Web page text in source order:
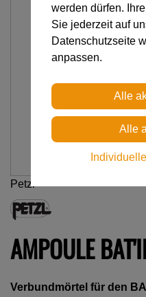
Petzl
AMPOULE
Verbundmörtel für den
werden dürfen.
Sie jederzeit auf
Datenschutzseite
anpassen.